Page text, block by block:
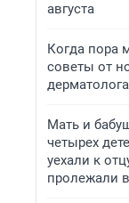
августа
Когда пора
советы от
дерматолога
Мать и
четырех
уехали к
пролежали